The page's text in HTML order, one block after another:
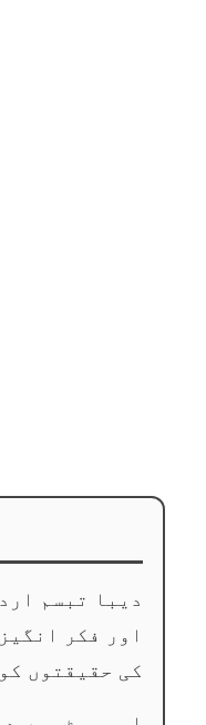
دیبا تبسم
اور فکر
کی حقیقتوں
✨ Welcome to